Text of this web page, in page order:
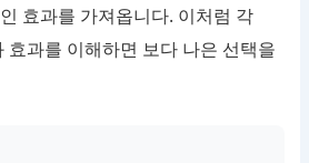
효과를 가져옵니다. 이처럼 각
효과를 이해하면 보다 나은 선택을